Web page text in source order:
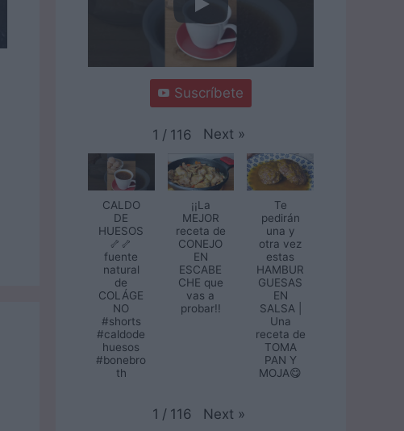
Suscríbete
1 / 116 Next »
CALDO
DE
HUESOS
🦴🦴
fuente
natural
de
COLÁGE
NO
#shorts
#caldode
huesos
#bonebro
th
¡¡La
MEJOR
receta de
CONEJO
EN
ESCABE
CHE que
vas a
probar!!
Te
pedirán
una y
otra vez
estas
HAMBUR
GUESAS
EN
SALSA |
Una
receta de
TOMA
PAN Y
MOJA😋
1 / 116 Next »